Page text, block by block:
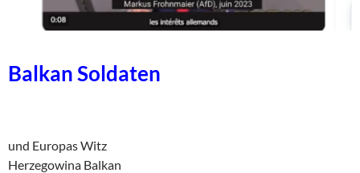
Balkan Soldaten
und Europas Witz
Herzegowina Balkan